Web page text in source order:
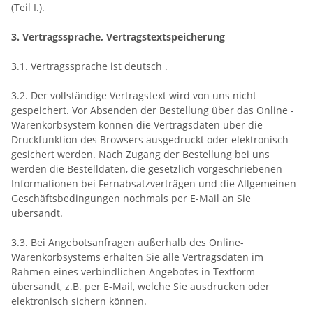
(Teil I.).
3. Vertragssprache, Vertragstextspeicherung
3.1. Vertragssprache ist deutsch .
3.2. Der vollständige Vertragstext wird von uns nicht
gespeichert. Vor Absenden der Bestellung über das Online -
Warenkorbsystem können die Vertragsdaten über die
Druckfunktion des Browsers ausgedruckt oder elektronisch
gesichert werden. Nach Zugang der Bestellung bei uns
werden die Bestelldaten, die gesetzlich vorgeschriebenen
Informationen bei Fernabsatzverträgen und die Allgemeinen
Geschäftsbedingungen nochmals per E-Mail an Sie
übersandt.
3.3. Bei Angebotsanfragen außerhalb des Online-
Warenkorbsystems erhalten Sie alle Vertragsdaten im
Rahmen eines verbindlichen Angebotes in Textform
übersandt, z.B. per E-Mail, welche Sie ausdrucken oder
elektronisch sichern können.